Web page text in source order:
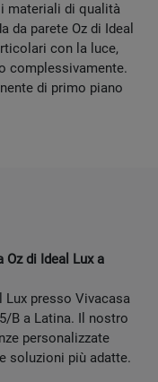
materiali di qualità
da parete Oz di Ideal
con la luce,
complessivamente.
di primo piano
di Ideal Lux a
Lux presso Vivacasa
B a Latina. Il nostro
personalizzate
soluzioni più adatte.